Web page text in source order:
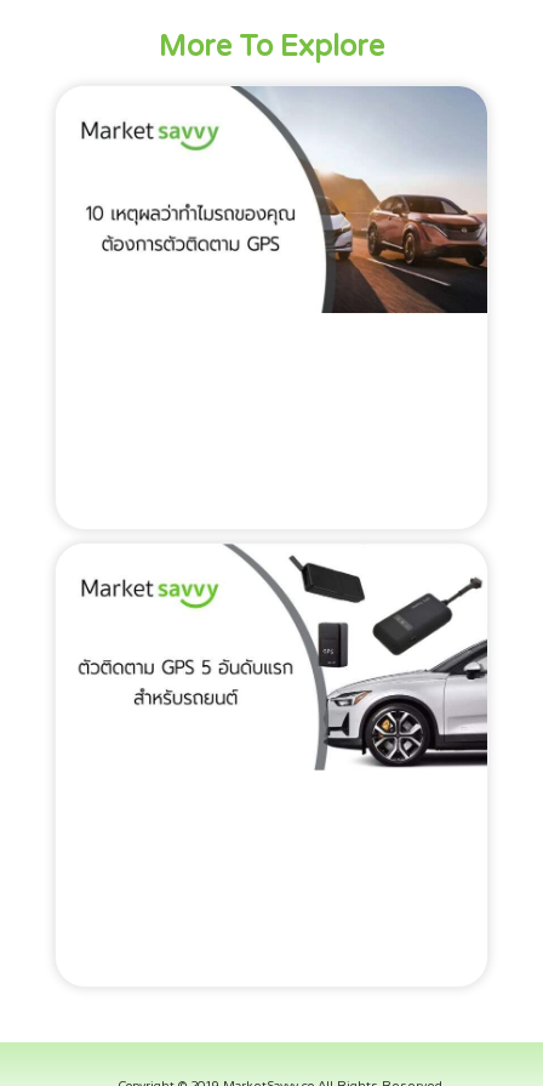
More To Explore